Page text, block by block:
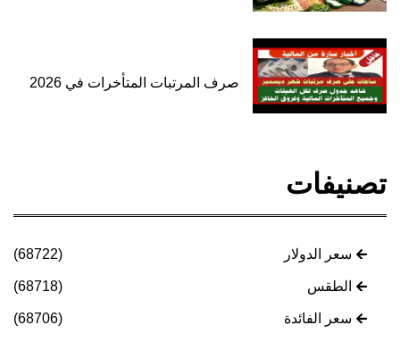
صرف المرتبات المتأخرات في 2026
تصنيفات
سعر الدولار (68722)
الطقس (68718)
سعر الفائدة (68706)